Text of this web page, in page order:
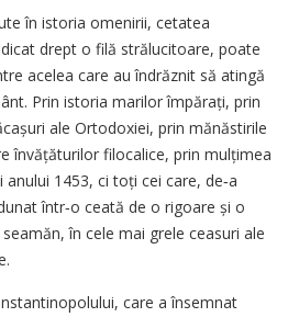
în istoria omenirii, cetatea
drept o filă strălucitoare, poate
acelea care au îndrăznit să atingă
Prin istoria marilor împărați, prin
ale Ortodoxiei, prin mănăstirile
învățăturilor filocalice, prin mulțimea
1453, ci toți cei care, de‑a
într‑o ceată de o rigoare și o
în cele mai grele ceasuri ale
care a însemnat